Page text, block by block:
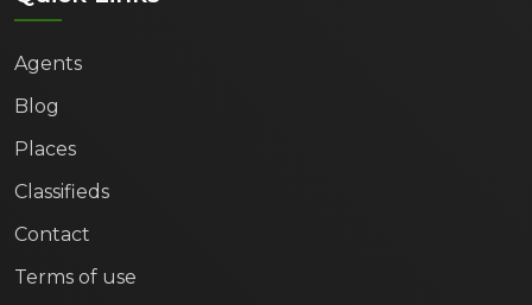
Agents
Blog
Places
Classifieds
Contact
Terms of use